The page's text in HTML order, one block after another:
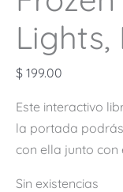
Lights,
$ 199.00
Este interactivo
la portada
con ella junto con
Sin existencias